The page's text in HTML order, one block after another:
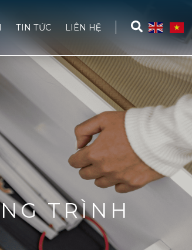
TIN TỨC LIÊN HỆ
TRÌNH